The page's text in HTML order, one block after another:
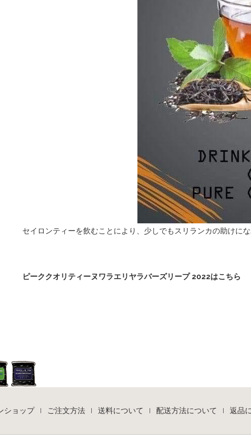
セイロンティーを飲むことにより、少しでもスリランカの助けにな
ピーククオリティーヌワラエリヤラバーズリープ 2022はこちら
ショップ ご注文方法 送料について 配送方法について 返品